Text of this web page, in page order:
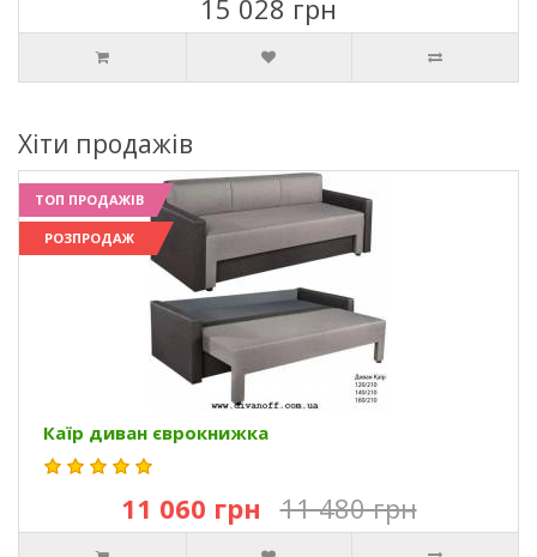
15 028 грн
Хіти продажів
ТОП ПРОДАЖІВ
РОЗПРОДАЖ
Каїр диван єврокнижка
11 060 грн 11 480 грн